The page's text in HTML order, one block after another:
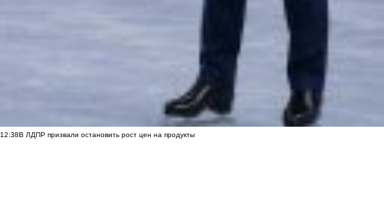
12:38В ЛДПР призвали остановить рост цен на продукты